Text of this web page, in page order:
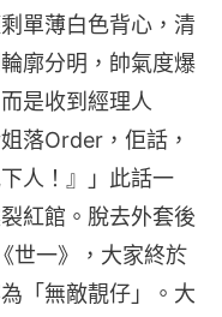
單薄白色背心，清
廓分明，帥氣度爆
是收到經理人
落Order，佢話，
人！』」此話一
紅館。脫去外套後
世一》，大家終於
「無敵靚仔」。大